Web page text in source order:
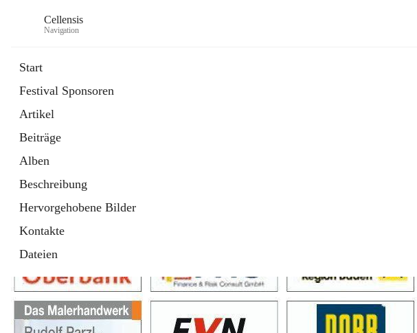
Cellensis
Navigation
Start
Festival Sponsoren
Artikel
Beiträge
Alben
Beschreibung
Hervorgehobene Bilder
Kontakte
Dateien
Festival Sponsoren